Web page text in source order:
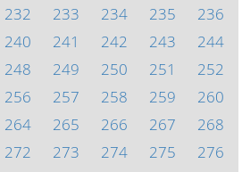
232 233 234 235
236
240 241 242 243
244
248 249 250 251
252
256 257 258 259
260
264 265 266 267
268
272 273 274 275
276